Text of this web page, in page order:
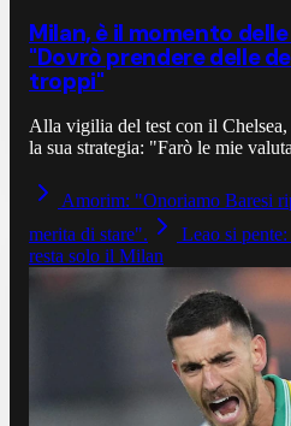
Milan, è il momento
"Dovrò prendere delle
troppi"
Alla vigilia del test con il
la sua strategia: "Farò le mie
Amorim: "Onoriamo Baresi
merita di stare".
Leao si
resta solo il Milan